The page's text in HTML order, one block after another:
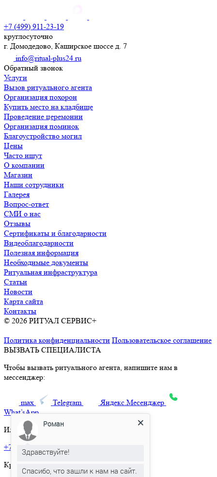
+7 (499) 911-23-19
круглосуточно
г. Домодедово, Каширское шоссе д. 7
info@ritual-plus24.ru
Обратный звонок
Услуги
Вызов ритуального агента
Организация похорон
Купить место на кладбище
Проведение церемонии
Организация поминок
Благоустройство могил
Цены
Часто ищут
О компании
Магазин
Наши сотрудники
Галерея
Вопрос-ответ
СМИ о нас
Отзывы
Сертификаты и благодарности
Видеоблагодарности
Полезная информация
Необходимые документы
Ритуальная инфраструктура
Статьи
Новости
Карта сайта
Контакты
© 2026 РИТУАЛ СЕРВИС+
Политика конфиденциальности Пользовательское соглашение
ВЫЗВАТЬ СПЕЦИАЛИСТА
Чтобы вызвать ритуального агента, напишите нам в
мессенджер:
max Telegram
Яндекс.Месенджер
What’sApp
Или позвоните по телефону:
+7 495 150-36-47
Круглосуточная горячая линия
Роман
Здравствуйте!
Спасибо, что зашли к нам на сайт.